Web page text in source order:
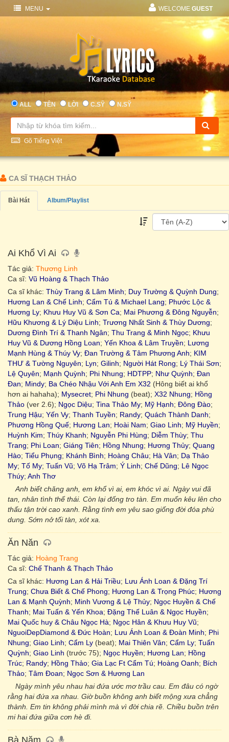
MENU WELCOME GUEST
ALL TÊN LỜI C.SỸ N.SỸ
Gõ Tiếng Việt
CA SĨ THẠCH THẢO
Bài Hát Album/Playlist
Ai Khổ Vì Ai
Tác giả: Thương Linh
Ca sĩ: Vũ Hoàng & Thạch Thảo
Ca sĩ khác: Thùy Trang & Lâm Minh; Duy Trường & Quỳnh Dung;
Hương Lan & Chế Linh; Cẩm Tú & Michael Lang; Phước Lộc &
Hương Ly; Khưu Huy Vũ & Sơn Ca; Mai Phương & Đông Nguyễn;
Hữu Khương & Lý Diệu Linh; Trương Nhất Sinh & Thùy Dương;
Dương Đình Trí & Thanh Ngân; Thu Trang & Minh Ngọc; Khưu
Huy Vũ & Dương Hồng Loan; Yến Khoa & Lâm Truyền; Lương
Mạnh Hùng & Thúy Vy; Đan Trường & Tâm Phương Anh; KIM
THƯ & Tường Nguyên; Lyn; Gilinh; Người Hát Rong; Lý Thái Sơn;
Lệ Quyên; Mạnh Quỳnh; Phi Nhung; HDTPP; Như Quỳnh; Đan
Đan; Mindy; Ba Chéo Nhậu Với Anh Em X32 (Hông biết ai khổ
hơn ai hahaha); Mysecret; Phi Nhung (beat); X32 Nhung; Hồng
Thảo (ver 2.6); Ngọc Diệu; Tina Thảo My; Mỹ Hạnh; Đông Đào;
Trung Hậu; Yến Vy; Thanh Tuyền; Randy; Quách Thành Danh;
Phương Hồng Quế; Hương Lan; Hoài Nam; Giao Linh; Mỹ Huyền;
Huỳnh Kim; Thúy Khanh; Nguyễn Phi Hùng; Diễm Thùy; Thu
Trang; Phi Loan; Giáng Tiên; Hồng Nhung; Hương Thủy; Quang
Hào; Tiểu Phụng; Khánh Bình; Hoàng Châu; Hà Vân; Dạ Thảo
My; Tố My; Tuấn Vũ; Võ Hạ Trâm; Ý Linh; Chế Dũng; Lê Ngọc
Thúy; Anh Thơ
Anh biết chăng anh, em khổ vì ai, em khóc vì ai. Ngày vui đã
tan, nhân tình thế thái. Còn lại đống tro tàn. Em muốn kêu lên cho
thấu tận trời cao xanh. Rằng tình em yêu sao giống đời đóa phù
dung. Sớm nở tối tàn, xót xa.
Ăn Năn
Tác giả: Hoàng Trang
Ca sĩ: Chế Thanh & Thạch Thảo
Ca sĩ khác: Hương Lan & Hải Triều; Lưu Ánh Loan & Đặng Trí
Trung; Chưa Biết & Chế Phong; Hương Lan & Trọng Phúc; Hương
Lan & Mạnh Quỳnh; Minh Vương & Lệ Thủy; Ngọc Huyền & Chế
Thanh; Mai Tuấn & Yến Khoa; Đặng Thế Luân & Ngọc Huyền;
Mai Quốc huy & Châu Ngọc Hà; Ngọc Hân & Khưu Huy Vũ;
NguoiDepDiamond & Đức Hoàn; Lưu Ánh Loan & Đoàn Minh; Phi
Nhung; Giao Linh; Cẩm Ly (beat); Mai Thiên Vân; Cẩm Ly; Tuấn
Quỳnh; Giao Linh (trước 75); Ngọc Huyền; Hương Lan; Hồng
Trúc; Randy; Hồng Thảo; Gia Lạc Ft Cẩm Tú; Hoàng Oanh; Bích
Thảo; Tâm Đoan; Ngọc Sơn & Hương Lan
Ngày mình yêu nhau hai đứa ước mơ trầu cau. Em đâu có ngờ
rằng hai đứa xa nhau. Giờ buồn không anh biết mộng xưa chẳng
thành. Em tin không phải mình mà vì đời chia rẽ. Chiều buồn trên
mi hai đứa giữa cơn hè đi.
Bà Năm